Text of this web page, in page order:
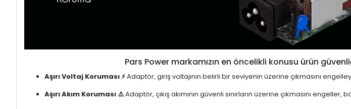
Pars Power markamızın en öncelikli konusu ürün
Aşırı Voltaj Koruması ⚡Adaptör, giriş voltajının belirli bir seviyenin üzerine çıkmasını
Aşırı Akım Koruması ⚠️Adaptör, çıkış akımının güvenli sınırların üzerine çıkmasını